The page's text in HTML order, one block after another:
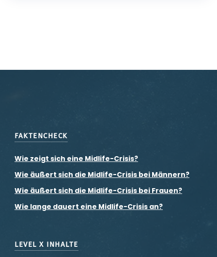
FAKTENCHECK
Wie zeigt sich eine Midlife-Crisis?
Wie äußert sich die Midlife-Crisis bei Männern?
Wie äußert sich die Midlife-Crisis bei Frauen?
Wie lange dauert eine Midlife-Crisis an?
LEVEL X INHALTE